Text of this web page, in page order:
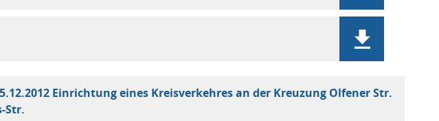
Einrichtung eines Kreisverkehres an der Kreuzung Olfener Str.
Str.